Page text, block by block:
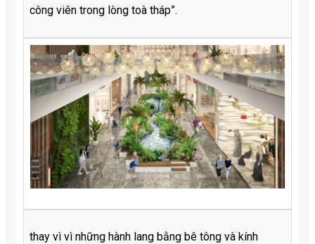
công viên trong lòng toà tháp”.
thay vì vì những hành lang bằng bê tông và kính